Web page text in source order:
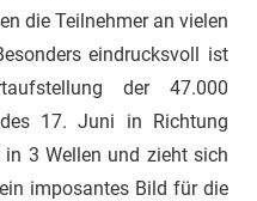
die Teilnehmer an vielen
eindrucksvoll ist
der 47.000
17. Juni in Richtung
3 Wellen und zieht sich
imposantes Bild für die